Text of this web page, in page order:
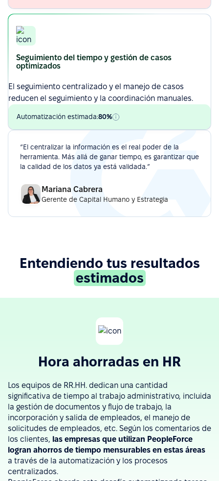
Seguimiento del tiempo y gestión de casos
optimizados
El seguimiento centralizado y el manejo de casos
reducen el seguimiento y la coordinación manuales.
Automatización estimada:80%
“El centralizar la información es el real poder de la
herramienta. Más allá de ganar tiempo, es garantizar que
la calidad de los datos ya está validada.”
Mariana Cabrera
Gerente de Capital Humano y Estrategia
Entendiendo tus resultados
estimados
Hora ahorradas en HR
Los equipos de RR.HH. dedican una cantidad
significativa de tiempo al trabajo administrativo, incluida
la gestión de documentos y flujo de trabajo, la
incorporación y salida de empleados, el manejo de
solicitudes de empleados, etc. Según los comentarios de
los clientes, las empresas que utilizan PeopleForce
logran ahorros de tiempo mensurables en estas áreas
a través de la automatización y los procesos
centralizados.